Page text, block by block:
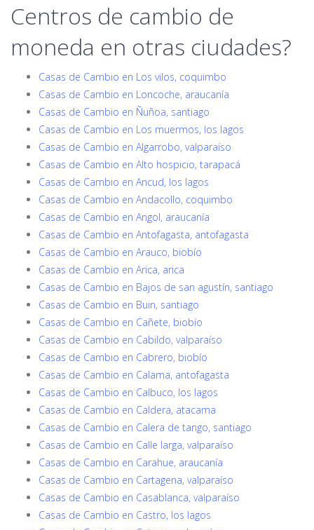
Centros de cambio de
moneda en otras ciudades?
Casas de Cambio en Los vilos, coquimbo
Casas de Cambio en Loncoche, araucanía
Casas de Cambio en Ñuñoa, santiago
Casas de Cambio en Los muermos, los lagos
Casas de Cambio en Algarrobo, valparaíso
Casas de Cambio en Alto hospicio, tarapacá
Casas de Cambio en Ancud, los lagos
Casas de Cambio en Andacollo, coquimbo
Casas de Cambio en Angol, araucanía
Casas de Cambio en Antofagasta, antofagasta
Casas de Cambio en Arauco, biobío
Casas de Cambio en Arica, arica
Casas de Cambio en Bajos de san agustín, santiago
Casas de Cambio en Buin, santiago
Casas de Cambio en Cañete, biobío
Casas de Cambio en Cabildo, valparaíso
Casas de Cambio en Cabrero, biobío
Casas de Cambio en Calama, antofagasta
Casas de Cambio en Calbuco, los lagos
Casas de Cambio en Caldera, atacama
Casas de Cambio en Calera de tango, santiago
Casas de Cambio en Calle larga, valparaíso
Casas de Cambio en Carahue, araucanía
Casas de Cambio en Cartagena, valparaíso
Casas de Cambio en Casablanca, valparaíso
Casas de Cambio en Castro, los lagos